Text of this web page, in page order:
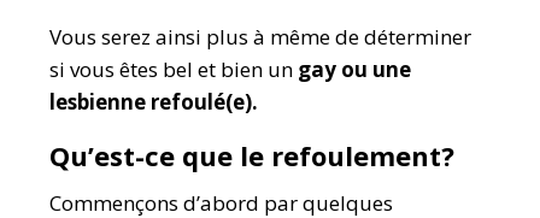
Vous serez ainsi plus à même de déterminer
si vous êtes bel et bien un gay ou une
lesbienne refoulé(e).
Qu’est-ce que le refoulement?
Commençons d’abord par quelques